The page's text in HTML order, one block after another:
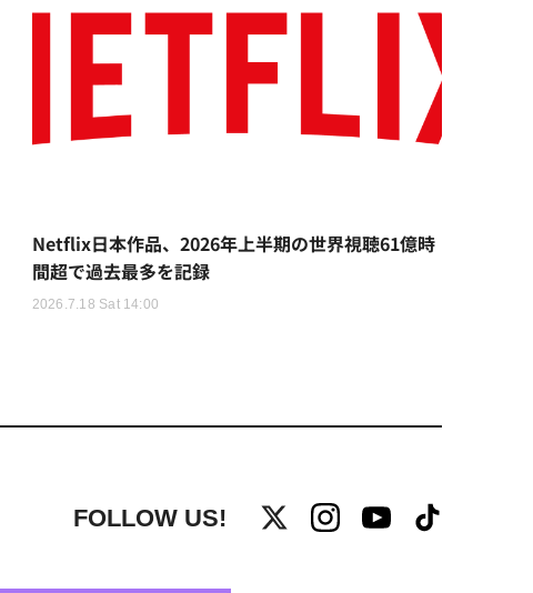
Netflix日本作品、2026年上半期の世界視聴61億時
間超で過去最多を記録
2026.7.18 Sat 14:00
FOLLOW US!